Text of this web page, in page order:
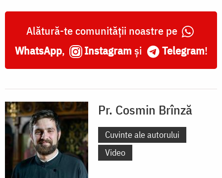
Alătură-te comunității noastre pe
WhatsApp, Instagram și Telegram!
Pr. Cosmin Brînză
Cuvinte ale autorului
Video